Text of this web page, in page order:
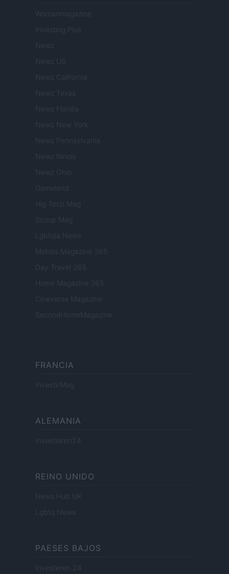
Womanmagazine
Investing Plus
Newz
Newz US
Newz California
Newz Texas
Newz Florida
Newz New York
Newz Pennsylvania
Newz Illinois
Newz Ohio
Gameland
Hig Tech Mag
Scoop Mag
Lgbtqia News
Motors Magazine 365
Day Travel 365
Home Magazine 365
Cineverse Magazine
SecondHomeMagazine
FRANCIA
InvestirMag
ALEMANIA
Investieren24
REINO UNIDO
News Hub UK
Lgbtq News
PAESES BAJOS
Investeren 24